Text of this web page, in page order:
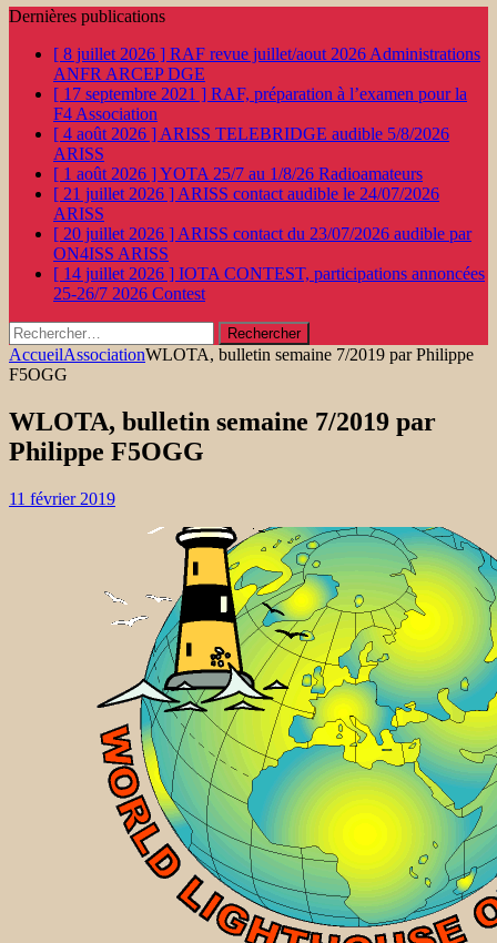
Dernières publications
[ 8 juillet 2026 ] RAF revue juillet/aout 2026 Administrations
ANFR ARCEP DGE
[ 17 septembre 2021 ] RAF, préparation à l’examen pour la
F4 Association
[ 4 août 2026 ] ARISS TELEBRIDGE audible 5/8/2026
ARISS
[ 1 août 2026 ]YOTA 25/7 au 1/8/26 Radioamateurs
[ 21 juillet 2026 ] ARISS contact audible le 24/07/2026
ARISS
[ 20 juillet 2026 ] ARISS contact du 23/07/2026 audible par
ON4ISS ARISS
[ 14 juillet 2026 ] IOTA CONTEST, participations annoncées
25-26/7 2026 Contest
Rechercher :
AccueilAssociationWLOTA, bulletin semaine 7/2019 par Philippe
F5OGG
WLOTA, bulletin semaine 7/2019 par
Philippe F5OGG
11 février 2019